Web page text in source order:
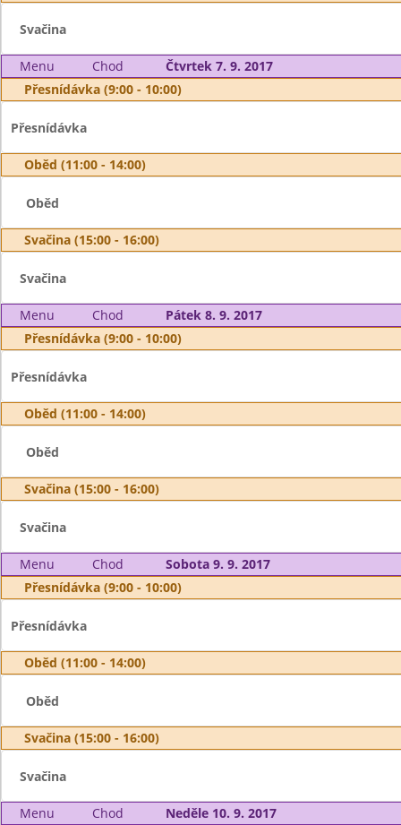
Svačina
Menu Chod
Čtvrtek 7. 9. 2017
Přesnídávka (9:00 - 10:00)
Přesnídávka
Oběd (11:00 - 14:00)
Oběd
Svačina (15:00 - 16:00)
Svačina
Menu Chod
Pátek 8. 9. 2017
Přesnídávka (9:00 - 10:00)
Přesnídávka
Oběd (11:00 - 14:00)
Oběd
Svačina (15:00 - 16:00)
Svačina
Menu Chod
Sobota 9. 9. 2017
Přesnídávka (9:00 - 10:00)
Přesnídávka
Oběd (11:00 - 14:00)
Oběd
Svačina (15:00 - 16:00)
Svačina
Menu Chod
Neděle 10. 9. 2017